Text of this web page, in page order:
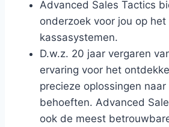
Advanced Sales Tactics
onderzoek voor jou op
kassasystemen.
D.w.z. 20 jaar vergaren
ervaring voor het
precieze oplossingen naar
behoeften. Advanced
ook de meest